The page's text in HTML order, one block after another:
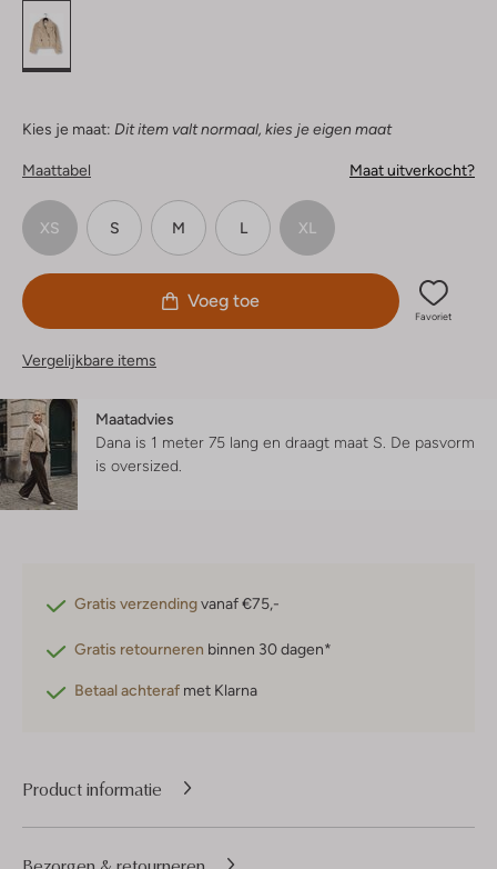
Kies je maat: Dit item valt normaal, kies je eigen maat
Maattabel Maat uitverkocht?
XS S M L XL
Voeg toe
Favoriet
Vergelijkbare items
Maatadvies
Dana is 1 meter 75 lang en draagt maat S. De pasvorm
is oversized
Gratis verzendingvanaf €75,-
Gratis retourneren binnen 30 dagen*
Betaal achteraf met Klarna
Product informatie